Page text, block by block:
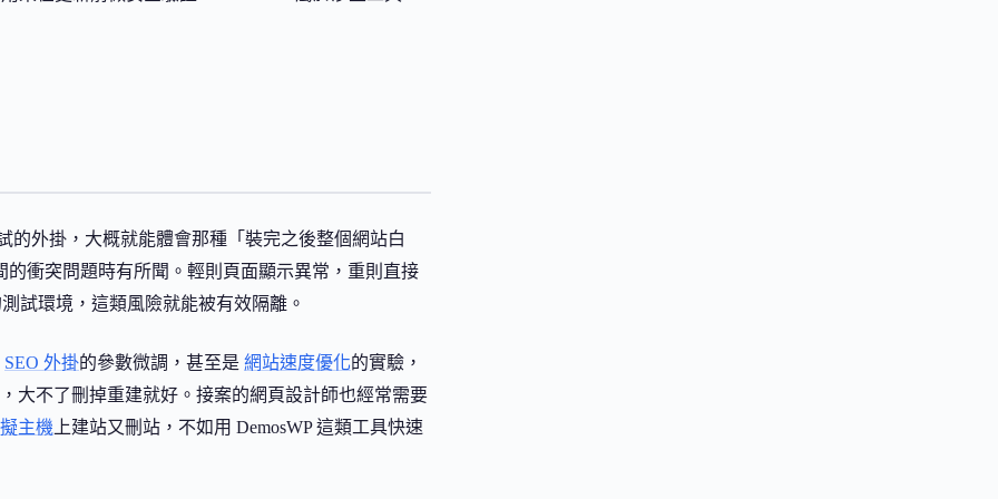
的外掛，大概就能體會那種「裝完之後整個網站白
的衝突問題時有所聞。輕則頁面顯示異常，重則直接
試環境，這類風險就能被有效隔離。
SEO 外掛的參數微調，甚至是 網站速度優化的實驗，
大不了刪掉重建就好。接案的網頁設計師也經常需要
主機 上建站又刪站，不如用 DemosWP 這類工具快速